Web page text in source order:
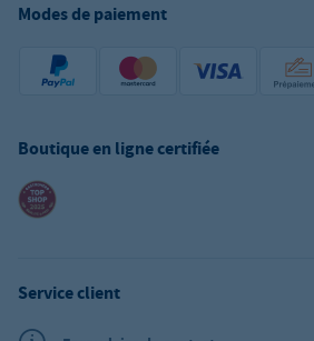
Modes de paiement
Boutique en ligne certifiée
Service client